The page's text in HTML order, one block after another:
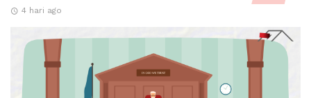
4 hari ago